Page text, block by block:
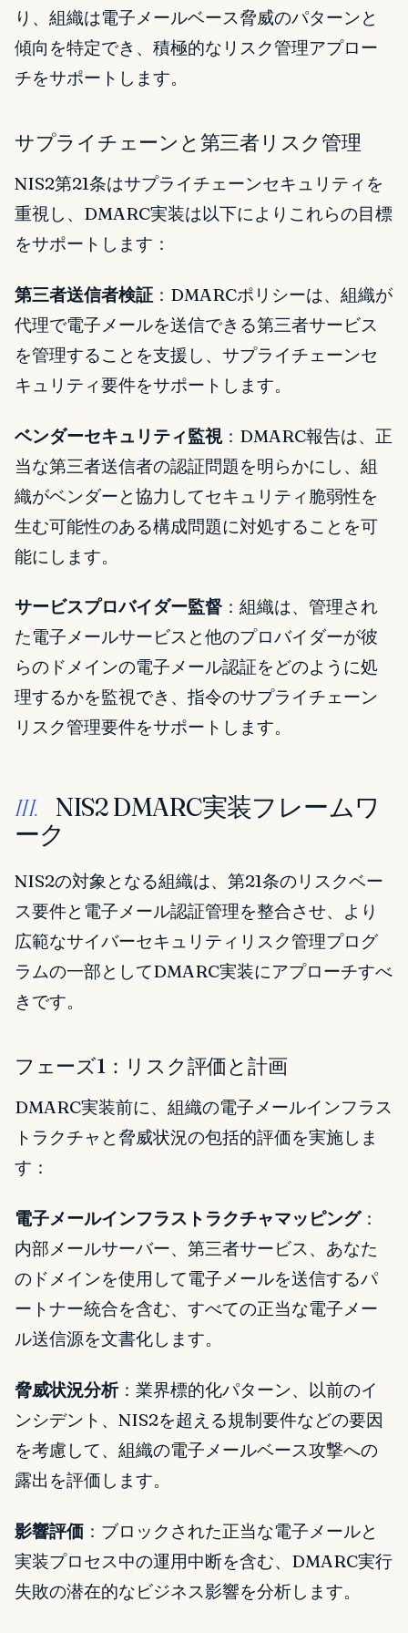
り、組織は電子メールベース脅威のパターンと
傾向を特定でき、積極的なリスク管理アプロー
チをサポートします。
サプライチェーンと第三者リスク管理
NIS2第21条はサプライチェーンセキュリティを
重視し、DMARC実装は以下によりこれらの目標
をサポートします：
第三者送信者検証 ：DMARCポリシーは、組織が
代理で電子メールを送信できる第三者サービス
を管理することを支援し、サプライチェーンセ
キュリティ要件をサポートします。
ベンダーセキュリティ監視：DMARC報告は、正
当な第三者送信者の認証問題を明らかにし、組
織がベンダーと協力してセキュリティ脆弱性を
生む可能性のある構成問題に対処することを可
能にします。
サービスプロバイダー監督：組織は、管理され
た電子メールサービスと他のプロバイダーが彼
らのドメインの電子メール認証をどのように処
理するかを監視でき、指令のサプライチェーン
リスク管理要件をサポートします。
III.
NIS2 DMARC実装フレームワ
ーク
NIS2の対象となる組織は、第21条のリスクベー
ス要件と電子メール認証管理を整合させ、より
広範なサイバーセキュリティリスク管理プログ
ラムの一部としてDMARC実装にアプローチすべ
きです。
フェーズ1：リスク評価と計画
DMARC実装前に、組織の電子メールインフラス
トラクチャと脅威状況の包括的評価を実施しま
す：
電子メールインフラストラクチャマッピング：
内部メールサーバー、第三者サービス、あなた
のドメインを使用して電子メールを送信するパ
ートナー統合を含む、すべての正当な電子メー
ル送信源を文書化します。
脅威状況分析：業界標的化パターン、以前のイ
ンシデント、NIS2を超える規制要件などの要因
を考慮して、組織の電子メールベース攻撃への
露出を評価します。
影響評価 ：ブロックされた正当な電子メールと
実装プロセス中の運用中断を含む、DMARC実行
失敗の潜在的なビジネス影響を分析します。